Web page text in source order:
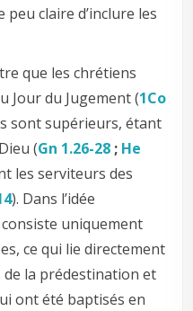
peu claire d’inclure les
que les chrétiens
Jour du Jugement (1Co
sont supérieurs, étant
(Gn 1.26-28 ; He
les serviteurs des
). Dans l’idée
consiste uniquement
ce qui lie directement
de la prédestination et
ont été baptisés en